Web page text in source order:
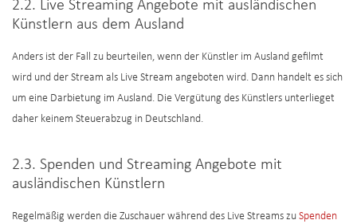
2.2. Live Streaming Angebote mit ausländischen
Künstlern aus dem Ausland
Anders ist der Fall zu beurteilen, wenn der Künstler im Ausland gefilmt
wird und der Stream als Live Stream angeboten wird. Dann handelt es sich
um eine Darbietung im Ausland. Die Vergütung des Künstlers unterlieget
daher keinem Steuerabzug in Deutschland.
2.3. Spenden und Streaming Angebote mit
ausländischen Künstlern
Regelmäßig werden die Zuschauer während des Live Streams zu Spenden